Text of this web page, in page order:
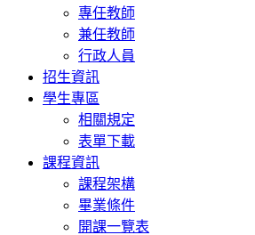
專任教師
兼任教師
行政人員
招生資訊
學生專區
相關規定
表單下載
課程資訊
課程架構
畢業條件
開課一覽表